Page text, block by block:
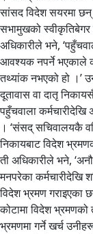
सांसद विदेश सयरमा
सभामुखको
अधिकारीले भने,
आवश्यक नपर्ने भएकाले
तथ्यांक नभएको हो ।’
दूतावास वा दातृ
पहुँचवाला
। ‘संसद् सचिवालयकै
निकायबाट विदेश
ती अधिकारीले भने,
मनपरेका कर्मचारीदेखि
विदेश भ्रमण गराइएका
कोटामा विदेश
भ्रमणमा गर्ने खर्च